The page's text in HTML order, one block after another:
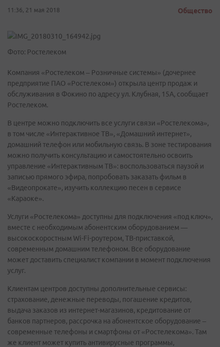
11:36, 21 мая 2018 Общество
Фото: Ростелеком
Компания «Ростелеком – Розничные системы» (дочернее
предприятие ПАО «Ростелеком») открыла центр продаж и
обслуживания в Фокино по адресу ул. Клубная, 15А, сообщает
Ростелеком.
В центре можно подключить все услуги связи «Ростелекома»,
в том числе «Интерактивное ТВ», «Домашний интернет»,
домашний телефон или мобильную связь. В зоне тестирования
можно получить консультацию и самостоятельно освоить
управление «Интерактивным ТВ»: воспользоваться паузой и
записью прямого эфира, попробовать заказать фильм в
«Видеопрокате», изучить коллекцию песен в сервисе
«Караоке».
Услуги «Ростелекома» доступны для подключения «под ключ»,
вместе с необходимым абонентским оборудованием —
высокоскоростным Wi-Fi-роутером, ТВ-приставкой,
современным домашним телефоном. Все оборудование
может доставить специалист компании в момент подключения
услуг.
Клиентам центров доступны дополнительные сервисы:
страхование, денежные переводы, погашение кредитов,
выдача заказов из интернет-магазинов, кредитование от
банков партнеров, рассрочка на абонентское оборудование –
современные телефоны и смартфоны от «Ростелекома». Там
же клиент может купить антивирусные программы,